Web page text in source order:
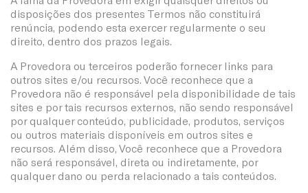
disposições dos presentes Termos não constituirá
renúncia, podendo esta exercer regularmente o seu
direito, dentro dos prazos legais.
A Provedora ou terceiros poderão fornecer links para
outros sites e/ou recursos. Você reconhece que a
Provedora não é responsável pela disponibilidade de tais
sites e por tais recursos externos, não sendo responsável
por qualquer conteúdo, publicidade, produtos, serviços
ou outros materiais disponíveis em outros sites e
recursos. Além disso, Você reconhece que a Provedora
não será responsável, direta ou indiretamente, por
qualquer dano ou perda relacionado a tais conteúdos.